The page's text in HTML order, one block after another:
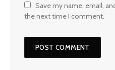
Save my name, email,
the next time I comment.